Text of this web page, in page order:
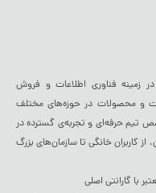
زمینه فناوری اطلاعات و فروش
و محصولات در حوزه‌های مختلف
تیم حرفه‌ای و تجربه‌ی گسترده در
از کاربران خانگی تا سازمان‌های بزرگ
با گارانتی اصلی